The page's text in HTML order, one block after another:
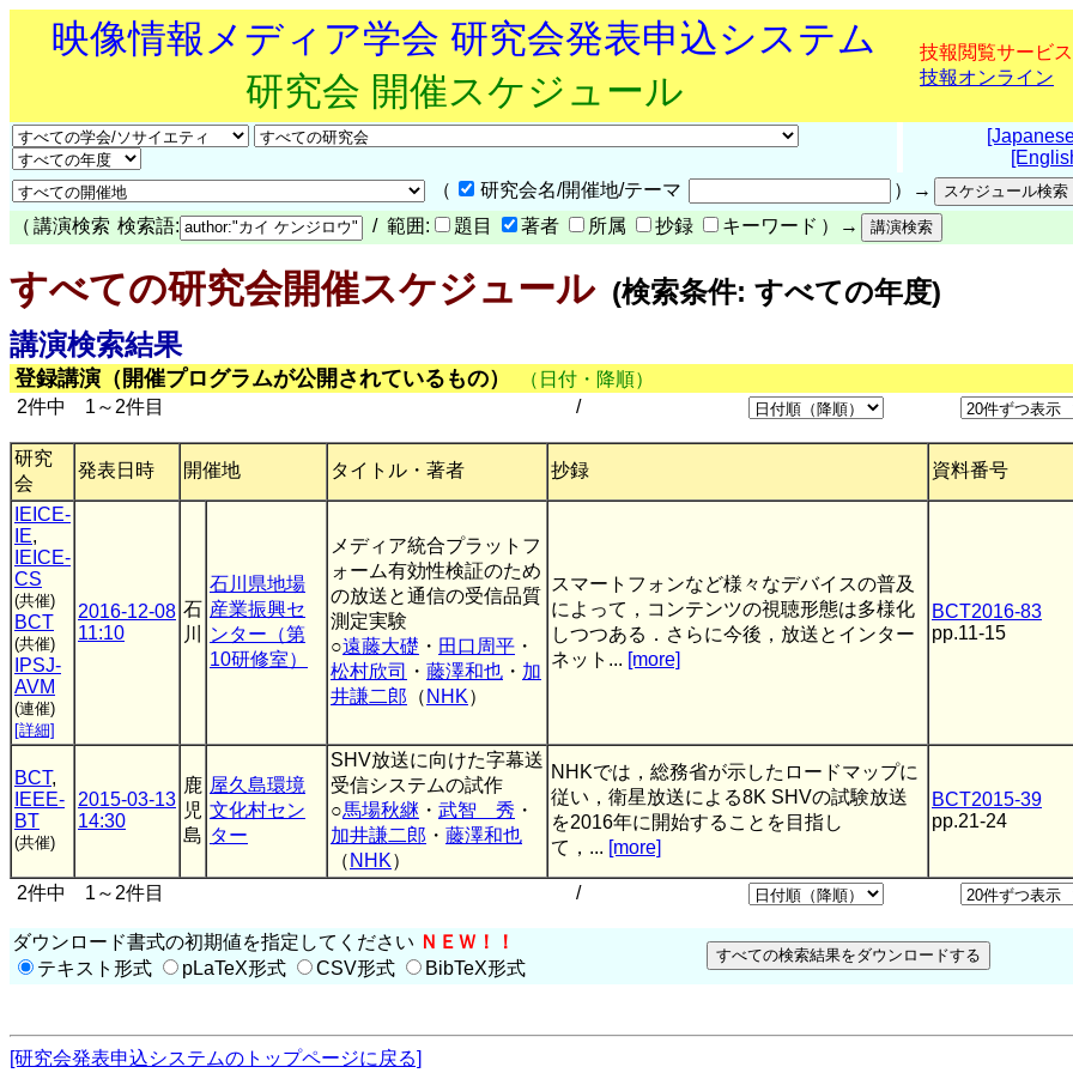
映像情報メディア学会 研究会発表申込システム
研究会 開催スケジュール
技報閲覧サービス
技報オンライン
（
研究会名/開催地/テーマ
）→
（ 講演検索 検索語: / 範囲: 題目 著者 所属 抄録 キーワード ）→
すべての研究会開催スケジュール(検索条件: すべての年度)
講演検索結果
登録講演（開催プログラムが公開されているもの）
（日付・降順）
2件中 1～2件目
/
研究
会
発表日時 開催地 タイトル・著者 抄録 資料番号
IEICE-
IE,
IEICE-
CS
(共催)
BCT
(共催)
IPSJ-
AVM
(連催)
[詳細]
2016-12-08
11:10
石
川
石川県地場
産業振興セ
ンター（第
10研修室）
メディア統合プラットフ
ォーム有効性検証のため
の放送と通信の受信品質
測定実験
○遠藤大礎 ・ 田口周平 ・
松村欣司
・ 藤澤和也 ・ 加
井謙二郎 （ NHK）
スマートフォンなど様々なデバイスの普及
によって，コンテンツの視聴形態は多様化
しつつある．さらに今後，放送とインター
ネット... [more]
BCT2016-83
pp.11-15
BCT,
IEEE-
BT
(共催)
2015-03-13
14:30
鹿
児
島
屋久島環境
文化村セン
ター
SHV放送に向けた字幕送
受信システムの試作
○馬場秋継 ・ 武智 秀 ・
加井謙二郎 ・ 藤澤和也
（ NHK）
NHKでは，総務省が示したロードマップに
従い，衛星放送による8K SHVの試験放送
を2016年に開始することを目指し
て，... [more]
BCT2015-39
pp.21-24
2件中 1～2件目 /
ダウンロード書式の初期値を指定してください ＮＥＷ！！
テキスト形式
pLaTeX形式 CSV形式 BibTeX形式
[研究会発表申込システムのトップページに戻る]